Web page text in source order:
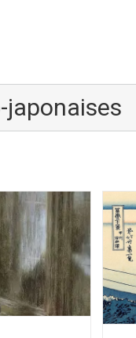
japonaises
chez Claude